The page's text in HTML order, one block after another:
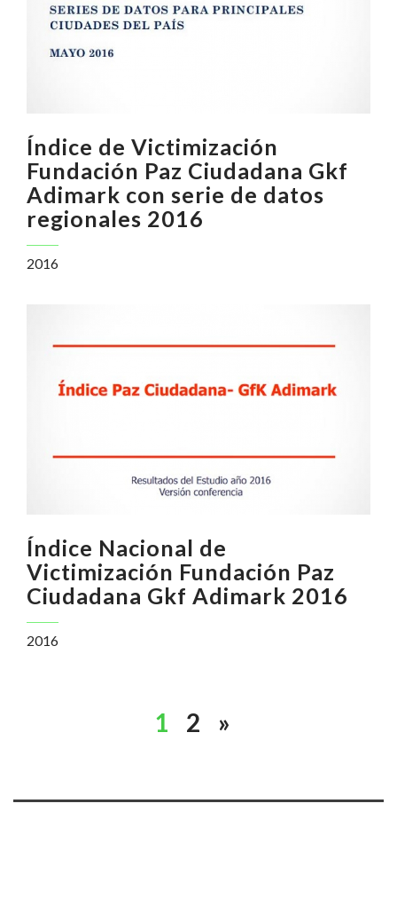
Índice de Victimización
Fundación Paz Ciudadana Gkf
Adimark con serie de datos
regionales 2016
2016
Índice Nacional de
Victimización Fundación Paz
Ciudadana Gkf Adimark 2016
2016
1 2 »